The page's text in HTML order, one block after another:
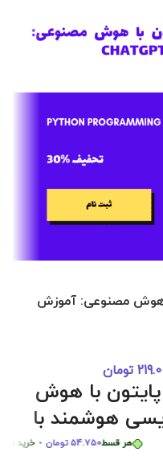
هر قسط 54.750تومان • خرید قسطی با
هوش مصنوعی: آموزش
تومان
با هوش
هوشمند با
بدون کارمزد
خرید قسطی با ترب‌پی بدون کارمزد